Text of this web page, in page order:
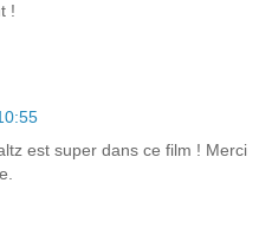
!
est super dans ce film ! Merci